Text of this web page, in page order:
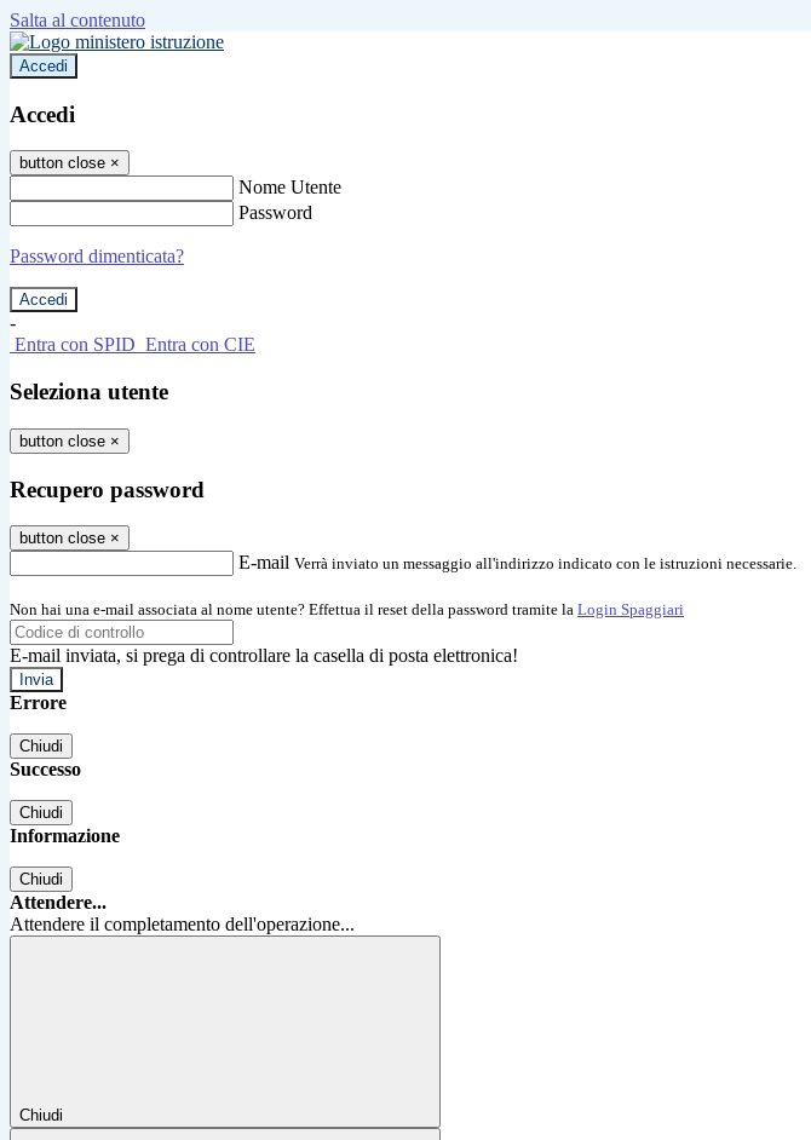
Salta al contenuto
Accedi
Accedi
button close ×
Nome Utente
Password
Password dimenticata?
-
Entra con SPID Entra con CIE
Seleziona utente
button close ×
Recupero password
button close ×
E-mail Verrà inviato un messaggio all'indirizzo indicato con le istruzioni necessarie.
Non hai una e-mail associata al nome utente? Effettua il reset della password tramite la Login Spaggiari
E-mail inviata, si prega di controllare la casella di posta elettronica!
Errore
Chiudi
Successo
Chiudi
Informazione
Chiudi
Attendere...
Attendere il completamento dell'operazione...
Chiudi